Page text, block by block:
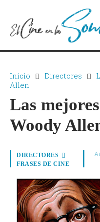
Inicio Directores
Allen
Las
Woody
DIRECTORES
FRASES DE CINE